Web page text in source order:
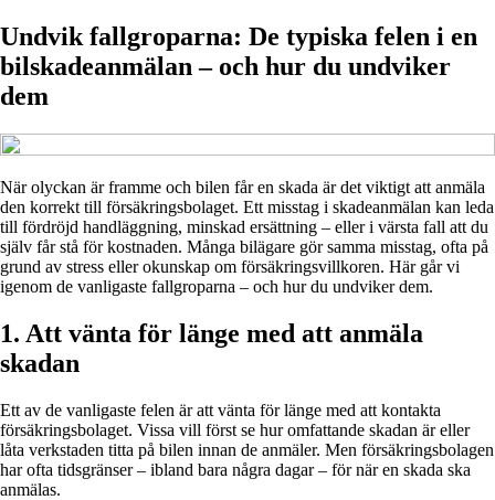
Undvik fallgroparna: De typiska felen i en
bilskadeanmälan – och hur du undviker
dem
När olyckan är framme och bilen får en skada är det viktigt att anmäla
den korrekt till försäkringsbolaget. Ett misstag i skadeanmälan kan leda
till fördröjd handläggning, minskad ersättning – eller i värsta fall att du
själv får stå för kostnaden. Många bilägare gör samma misstag, ofta på
grund av stress eller okunskap om försäkringsvillkoren. Här går vi
igenom de vanligaste fallgroparna – och hur du undviker dem.
1. Att vänta för länge med att anmäla
skadan
Ett av de vanligaste felen är att vänta för länge med att kontakta
försäkringsbolaget. Vissa vill först se hur omfattande skadan är eller
låta verkstaden titta på bilen innan de anmäler. Men försäkringsbolagen
har ofta tidsgränser – ibland bara några dagar – för när en skada ska
anmälas.